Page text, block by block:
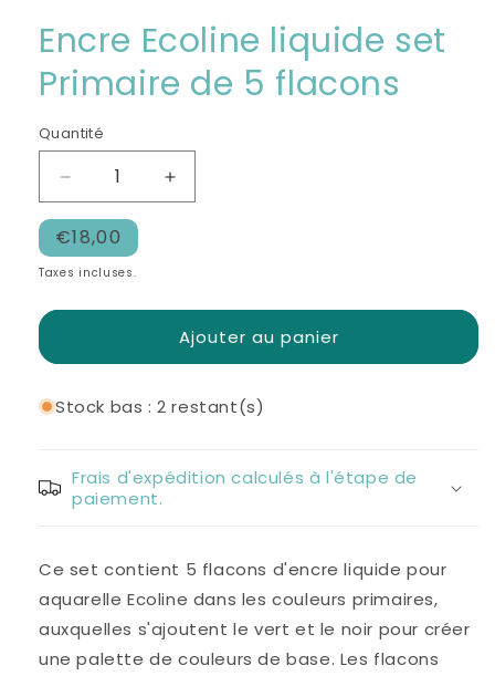
1
dans
une
fenêtre
Encre Ecoline liquide set
Primaire de 5 flacons
Quantité
Réduire
la
quantité
de
Encre
5
Augmenter
la
liquide
set
5
Prix
habituel
€18,00
Taxes incluses.
Ajouter au panier
Stock bas : 2 restant(s)
Frais d'expédition calculés à l'étape de
paiement.
Ce set contient 5 flacons d'encre liquide pour
aquarelle Ecoline dans les couleurs primaires,
auxquelles s'ajoutent le vert et le noir pour créer
une palette de couleurs de base. Les flacons